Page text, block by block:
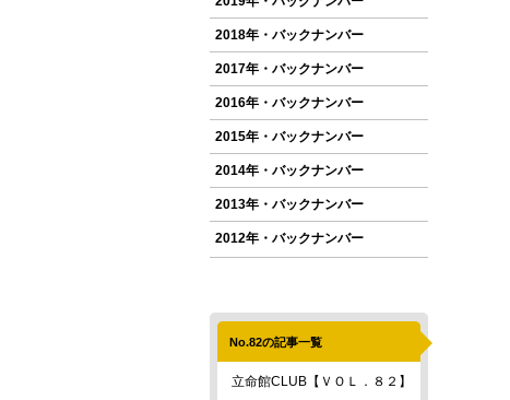
2018年・バックナンバー
2017年・バックナンバー
2016年・バックナンバー
2015年・バックナンバー
2014年・バックナンバー
2013年・バックナンバー
2012年・バックナンバー
No.82の記事一覧
立命館CLUB【ＶＯＬ．８２】